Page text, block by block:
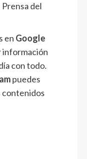
del
en Google
información
con todo.
puedes